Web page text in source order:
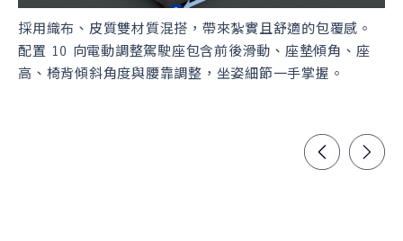
採用織布、皮質雙材質混搭，帶來紮實且舒適的包覆感。
配置 10 向電動調整駕駛座包含前後滑動、座墊傾角、座
高、椅背傾斜角度與腰靠調整，坐姿細節一手掌握。